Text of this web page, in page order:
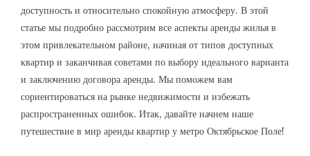
доступность и относительно спокойную атмосферу. В этой
статье мы подробно рассмотрим все аспекты аренды жилья в
этом привлекательном районе, начиная от типов доступных
квартир и заканчивая советами по выбору идеального варианта
и заключению договора аренды. Мы поможем вам
сориентироваться на рынке недвижимости и избежать
распространенных ошибок. Итак, давайте начнем наше
путешествие в мир аренды квартир у метро Октябрьское Поле!